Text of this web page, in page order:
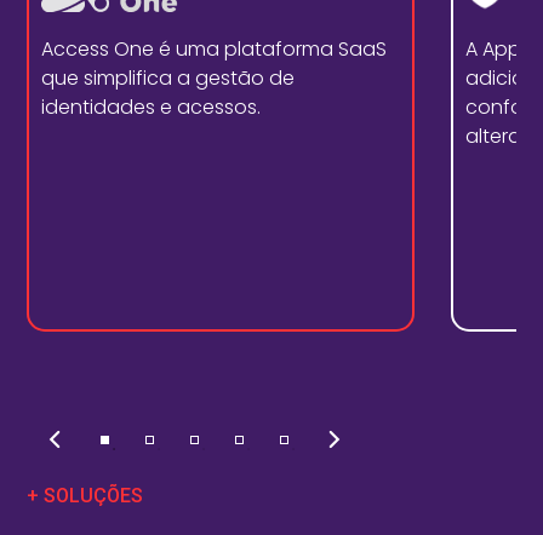
Access One é uma plataforma SaaS
que simplifica a gestão de
identidades e acessos.
A
alterar
+ SOLUÇÕES